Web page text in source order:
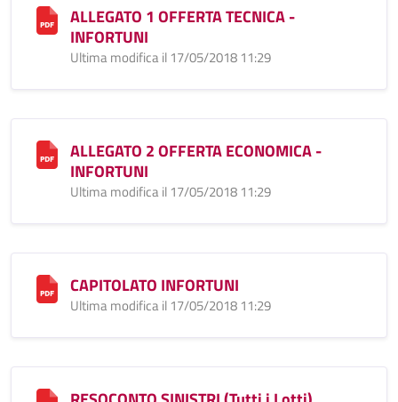
ALLEGATO 1 OFFERTA TECNICA -
INFORTUNI
Ultima modifica il 17/05/2018 11:29
ALLEGATO 2 OFFERTA ECONOMICA -
INFORTUNI
Ultima modifica il 17/05/2018 11:29
CAPITOLATO INFORTUNI
Ultima modifica il 17/05/2018 11:29